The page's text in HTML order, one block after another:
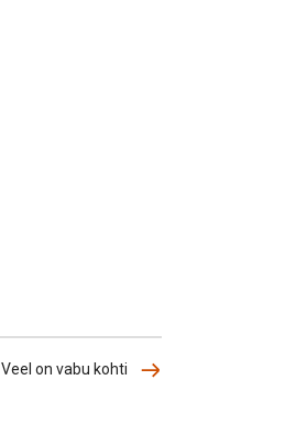
Veel on vabu kohti